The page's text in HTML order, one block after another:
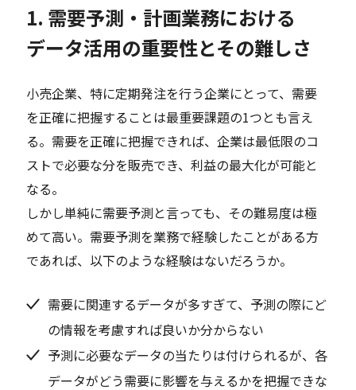
1. 需要予測・計画業務における
データ活用の重要性とその難しさ
小売企業、特に定期発注を行う企業にとって、需要
を正確に把握することは最重要課題の1つとも言え
る。需要を正確に把握できれば、企業は最低限のコ
ストで必要な分を販売でき、利益の最大化が可能と
なる。
しかし単純に需要予測と言っても、その難易度は極
めて高い。需要予測を業務で経験したことがある方
であれば、以下のような経験はないだろうか。
需要に関連するデータが多すぎて、予測の際にど
の情報を考慮すれば良いか分からない
予測に必要なデータの当たりは付けられるが、各
データがどう需要に影響を与えるかを把握できな